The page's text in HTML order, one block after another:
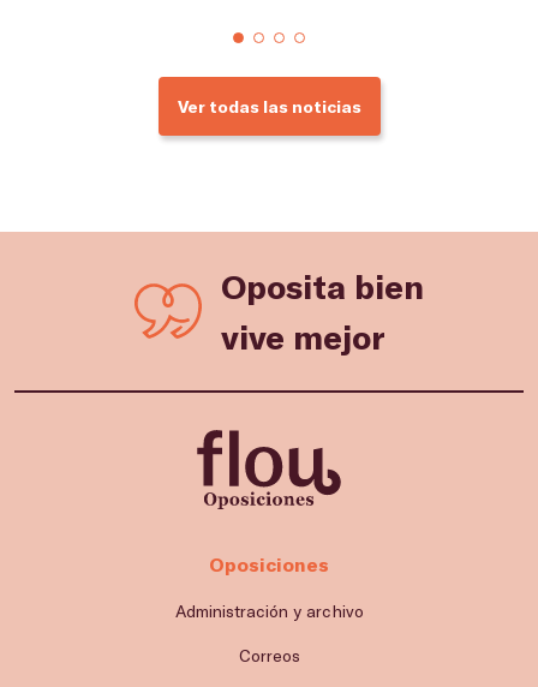
Ver todas las noticias
Oposita bien
vive mejor
Oposiciones
Administración y archivo
Correos